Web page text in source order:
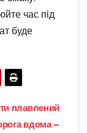
час під
буде
плавлений
вдома —